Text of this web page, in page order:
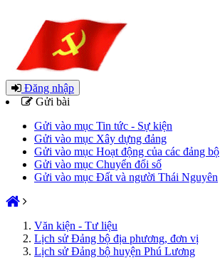
Đăng nhập
Gửi bài
Gửi vào mục Tin tức - Sự kiện
Gửi vào mục Xây dựng đảng
Gửi vào mục Hoạt động của các đảng bộ
Gửi vào mục Chuyển đổi số
Gửi vào mục Đất và người Thái Nguyên
Văn kiện - Tư liệu
Lịch sử Đảng bộ địa phương, đơn vị
Lịch sử Đảng bộ huyện Phú Lương